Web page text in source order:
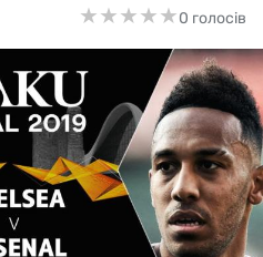
★★★★★
★★★★★0 голосів